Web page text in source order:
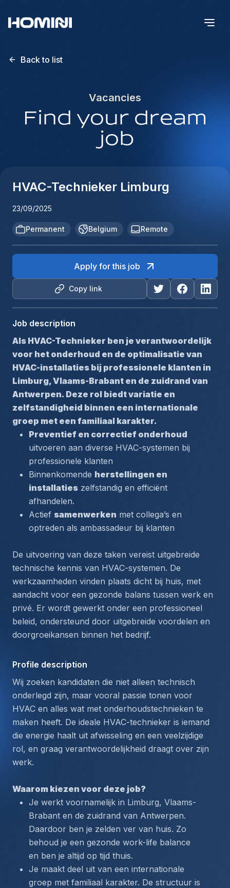
Back to list
Vacancies
Find your dream
job
HVAC-Technieker Limburg
23/09/2025
Permanent Belgium Remote
Copy link
Apply for this job
Job description
Als HVAC-Technieker ben je verantwoordelijk
voor het onderhoud en de optimalisatie van
HVAC-installaties bij professionele klanten in
Limburg, Vlaams-Brabant en de zuidrand van
Antwerpen. Deze rol biedt variatie en
zelfstandigheid binnen een internationale
groep met een familiaal karakter.
Preventief en correctief onderhoud
uitvoeren aan diverse HVAC-systemen bij
professionele klanten
Binnenkomende herstellingen en
installaties zelfstandig en efficiënt
afhandelen.
Actief samenwerken met collega’s en
optreden als ambassadeur bij klanten
De uitvoering van deze taken vereist uitgebreide
technische kennis van HVAC-systemen. De
werkzaamheden vinden plaats dicht bij huis, met
aandacht voor een gezonde balans tussen werk en
privé. Er wordt gewerkt onder een professioneel
beleid, ondersteund door uitgebreide voordelen en
doorgroeikansen binnen het bedrijf.
Profile description
Wij zoeken kandidaten die niet alleen technisch
onderlegd zijn, maar vooral passie tonen voor
HVAC en alles wat met onderhoudstechnieken te
maken heeft. De ideale HVAC-technieker is iemand
die energie haalt uit afwisseling en een veelzijdige
rol, en graag verantwoordelijkheid draagt over zijn
werk.
Waarom kiezen voor deze job?
Je werkt voornamelijk in Limburg, Vlaams-
Brabant en de zuidrand van Antwerpen.
Daardoor ben je zelden ver van huis. Zo
behoud je een gezonde work-life balance
en ben je altijd op tijd thuis.
Je maakt deel uit van een internationale
groep met familiaal karakter. De structuur is